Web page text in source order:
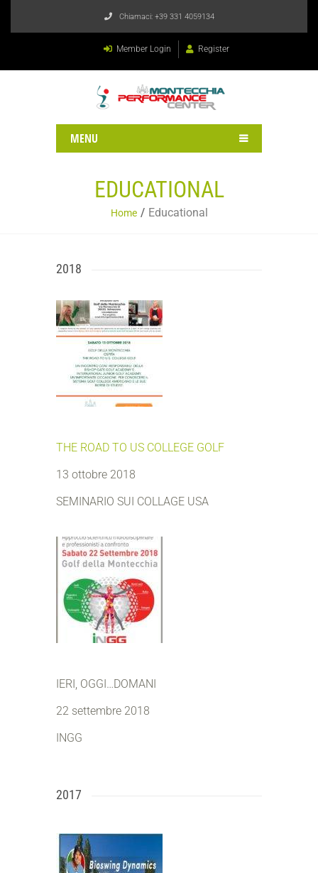
Chiamaci: +39 331 4059134
Member Login Register
MENU
EDUCATIONAL
Home Educational
2018
THE ROAD TO US COLLEGE GOLF
13 ottobre 2018
SEMINARIO SUI COLLAGE USA
IERI, OGGI…DOMANI
22 settembre 2018
INGG
2017